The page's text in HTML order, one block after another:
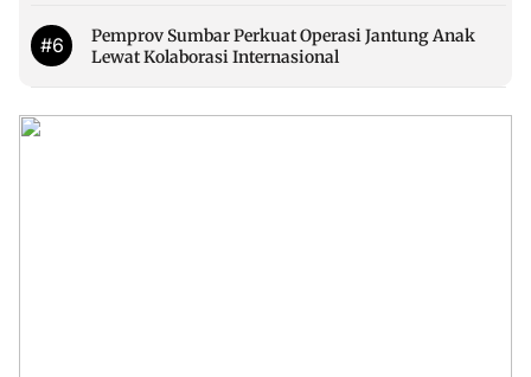
#6
Pemprov Sumbar Perkuat Operasi Jantung Anak
Lewat Kolaborasi Internasional